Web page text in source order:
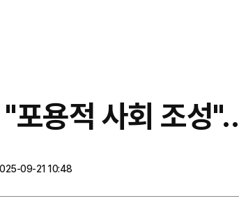
포용적 사회 조성
09-21 10:48